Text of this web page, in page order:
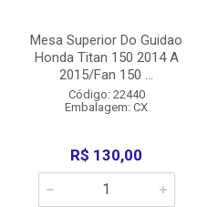
Mesa Superior Do Guidao
Honda Titan 150 2014 A
2015/Fan 150 ...
Código: 22440
Embalagem: CX
R$ 130,00